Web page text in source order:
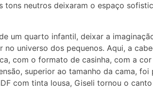
tons neutros deixaram o espaço
um quarto infantil, deixar a
no universo dos pequenos. Aqui, a
com o formato de casinha, com a
superior ao tamanho da cama,
com tinta lousa, Giseli tornou o